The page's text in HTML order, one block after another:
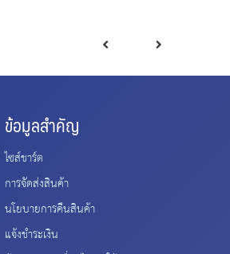
ข้อมูลสำคัญ
ไซส์ชาร์ต
การจัดส่งสินค้า
นโยบายการคืนสินค้า
แจ้งชำระเงิน